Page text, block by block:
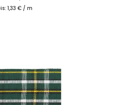
1,33 € / m